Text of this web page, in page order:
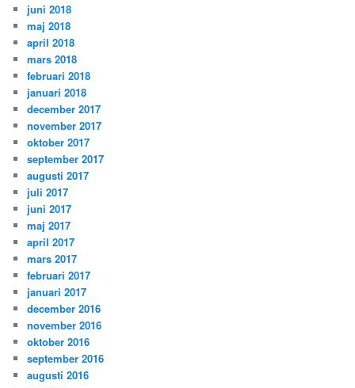
juni 2018
maj 2018
april 2018
mars 2018
februari 2018
januari 2018
december 2017
november 2017
oktober 2017
september 2017
augusti 2017
juli 2017
juni 2017
maj 2017
april 2017
mars 2017
februari 2017
januari 2017
december 2016
november 2016
oktober 2016
september 2016
augusti 2016